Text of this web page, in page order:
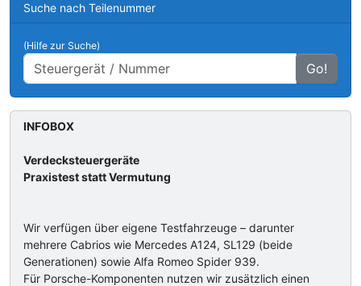
Suche nach Teilenummer
(Hilfe zur Suche)
Go!
INFOBOX
Verdecksteuergeräte
Praxistest statt Vermutung
Wir verfügen über eigene Testfahrzeuge – darunter
mehrere Cabrios wie Mercedes A124, SL129 (beide
Generationen) sowie Alfa Romeo Spider 939.
Für Porsche-Komponenten nutzen wir zusätzlich einen